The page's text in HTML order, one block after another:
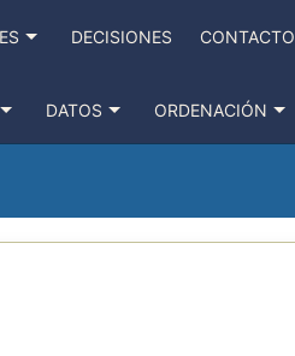
DECISIONES CONTACTO
DATOS ORDENACIÓN